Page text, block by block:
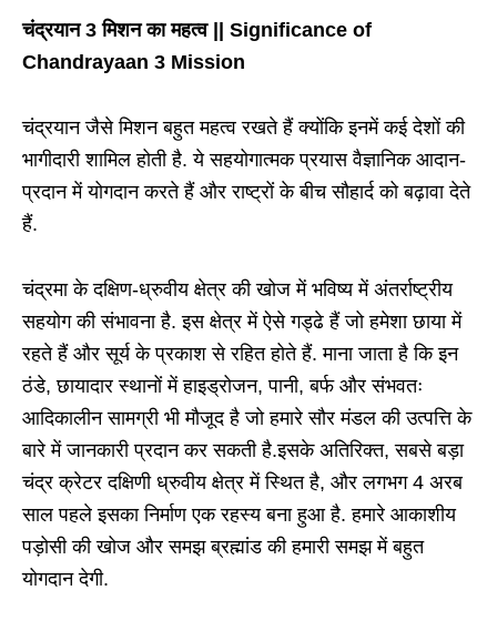
चंद्रयान 3 मिशन का महत्व || Significance of
Chandrayaan 3 Mission
चंद्रयान जैसे मिशन बहुत महत्व रखते हैं क्योंकि इनमें कई देशों की
भागीदारी शामिल होती है. ये सहयोगात्मक प्रयास वैज्ञानिक आदान-
प्रदान में योगदान करते हैं और राष्ट्रों के बीच सौहार्द को बढ़ावा देते
हैं.
चंद्रमा के दक्षिण-ध्रुवीय क्षेत्र की खोज में भविष्य में अंतर्राष्ट्रीय
सहयोग की संभावना है. इस क्षेत्र में ऐसे गड्ढे हैं जो हमेशा छाया में
रहते हैं और सूर्य के प्रकाश से रहित होते हैं. माना जाता है कि इन
ठंडे, छायादार स्थानों में हाइड्रोजन, पानी, बर्फ और संभवतः
आदिकालीन सामग्री भी मौजूद है जो हमारे सौर मंडल की उत्पत्ति के
बारे में जानकारी प्रदान कर सकती है.इसके अतिरिक्त, सबसे बड़ा
चंद्र क्रेटर दक्षिणी ध्रुवीय क्षेत्र में स्थित है, और लगभग 4 अरब
साल पहले इसका निर्माण एक रहस्य बना हुआ है. हमारे आकाशीय
पड़ोसी की खोज और समझ ब्रह्मांड की हमारी समझ में बहुत
योगदान देगी.